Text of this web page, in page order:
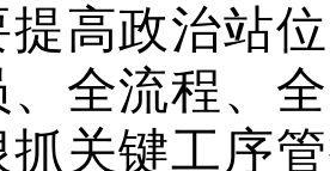
提高政治站
、全流程、
关键工序